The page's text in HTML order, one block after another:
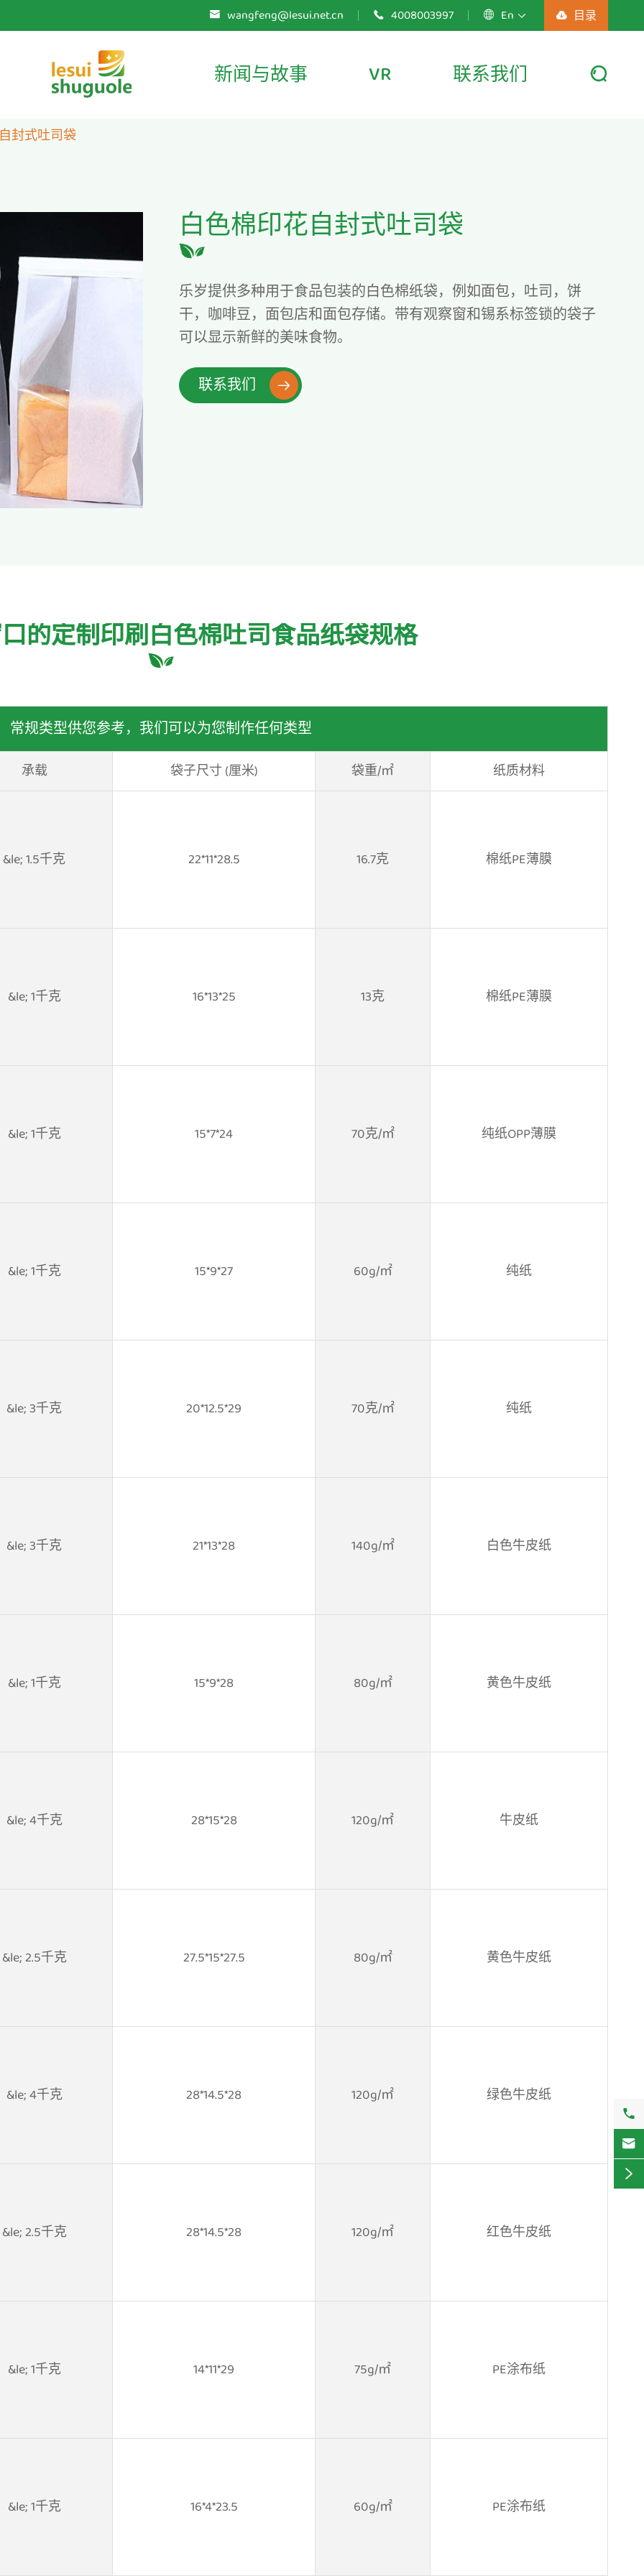
 wangfeng@lesui.net.cn  4008003997  En   目录
新闻与故事 VR 联系我们 
封式吐司袋
白色棉印花自封式吐司袋
乐岁提供多种用于食品包装的白色棉纸袋，例如面包，吐司，饼
干，咖啡豆，面包店和面包存储。带有观察窗和锡系标签锁的袋子
可以显示新鲜的美味食物。
联系我们 
的定制印刷白色棉吐司食品纸袋规格
常规类型供您参考，我们可以为您制作任何类型
承载 袋子尺寸 (厘米) 袋重/㎡ 纸质材料
&le; 1.5千克 22*11*28.5 16.7克 棉纸PE薄膜
&le; 1千克 16*13*25 13克 棉纸PE薄膜
&le; 1千克 15*7*24 70克/㎡ 纯纸OPP薄膜
&le; 1千克 15*9*27 60g/㎡ 纯纸
&le; 3千克 20*12.5*29 70克/㎡ 纯纸
&le; 3千克 21*13*28 140g/㎡ 白色牛皮纸
&le; 1千克 15*9*28 80g/㎡ 黄色牛皮纸
&le; 4千克 28*15*28 120g/㎡ 牛皮纸
&le; 2.5千克 27.5*15*27.5 80g/㎡ 黄色牛皮纸
&le; 4千克 28*14.5*28 120g/㎡ 绿色牛皮纸
&le; 2.5千克 28*14.5*28 120g/㎡ 红色牛皮纸
&le; 1千克 14*11*29 75g/㎡ PE涂布纸
&le; 1千克 16*4*23.5 60g/㎡ PE涂布纸


